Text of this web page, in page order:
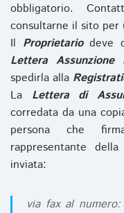
obbligatorio.
consultarne il sito
Il Proprietariodeve
Lettera Assunzione
spedirla alla
La Lettera di
corredata da una
persona che
rappresentante
inviata:
via fax al